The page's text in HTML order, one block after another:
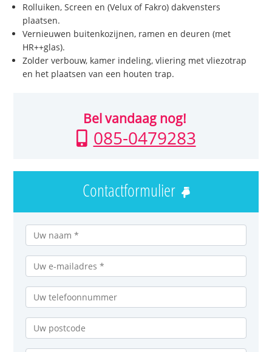
Rolluiken, Screen en (Velux of Fakro) dakvensters
plaatsen.
Vernieuwen buitenkozijnen, ramen en deuren (met
HR++glas).
Zolder verbouw, kamer indeling, vliering met vliezotrap
en het plaatsen van een houten trap.
Bel vandaag nog!
085-0479283
Contactformulier